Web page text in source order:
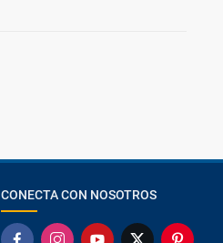
CONECTA CON NOSOTROS